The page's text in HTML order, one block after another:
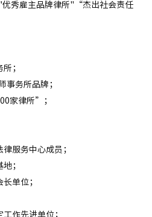
秀雇主品牌律所"“杰出社会责任
；
事务所品牌；
家律所”；
服务中心成员；
；
单位；
作先进单位；